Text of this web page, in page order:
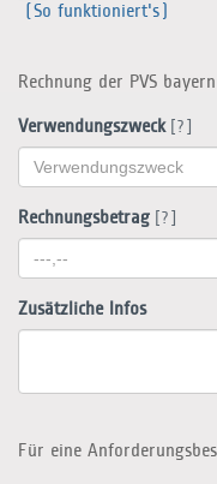
(So funktioniert's)
Rechnung der PVS bayern
Verwendungszweck [?]
Rechnungsbetrag [?]
Zusätzliche Infos
Für eine